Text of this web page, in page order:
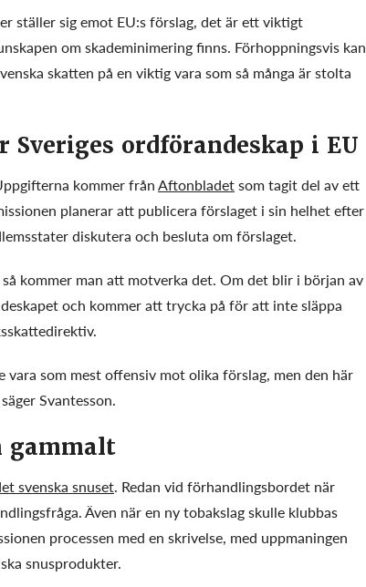
ställer sig emot EU:s förslag, det är ett viktigt
om skademinimering finns. Förhoppningsvis kan
skatten på en viktig vara som så många är stolta
ordförandeskap i EU
kommer frånAftonbladetsom tagit del av ett
planerar att publicera förslaget i sin helhet efter
diskutera och besluta om förslaget.
kommer man att motverka det. Om det blir i början av
och kommer att trycka på för att inte släppa
som mest offensiv mot olika förslag, men den här
Svantesson.
gammalt
svenska snuset. Redan vid förhandlingsbordet när
Även när en ny tobakslag skulle klubbas
processen med en skrivelse, med uppmaningen
snusprodukter.